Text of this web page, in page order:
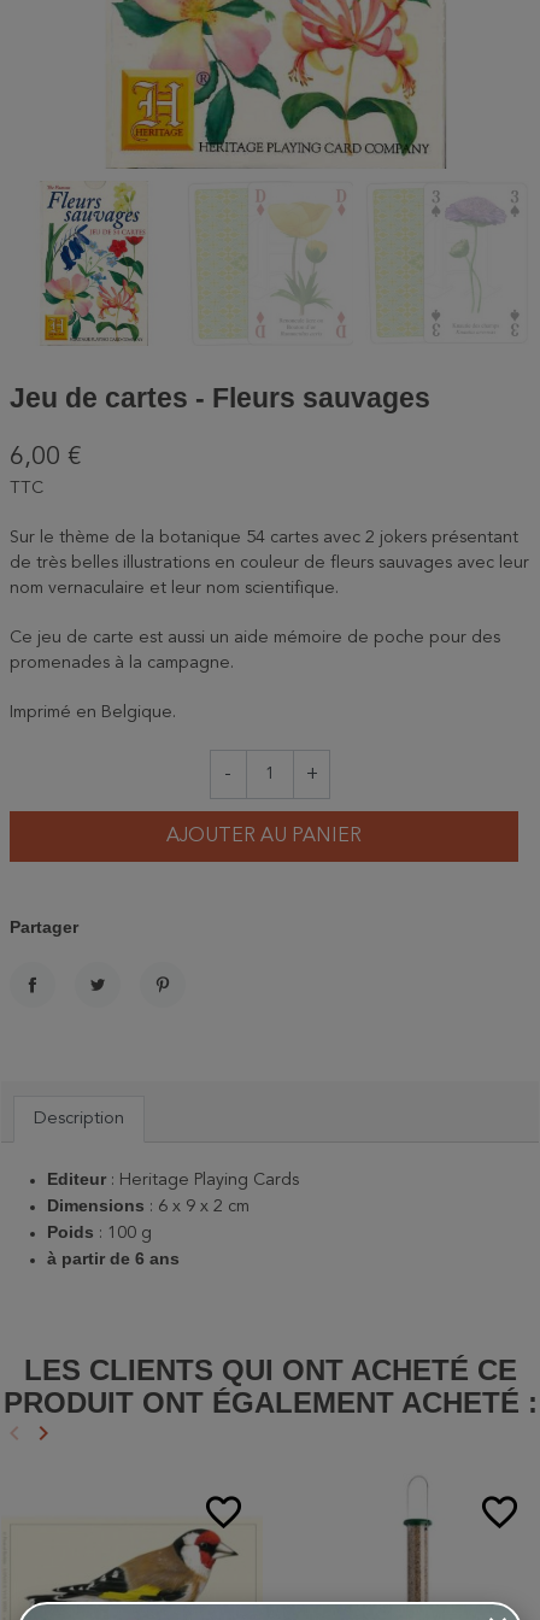
Jeu de cartes - Fleurs sauvages
6,00 €
TTC
Sur le thème de la botanique 54 cartes avec 2 jokers présentant
de très belles illustrations en couleur de fleurs sauvages avec leur
nom vernaculaire et leur nom scientifique.
Ce jeu de carte est aussi un aide mémoire de poche pour des
promenades à la campagne.
Imprimé en Belgique.
- +
AJOUTER AU PANIER
Partager
Description
Editeur : Heritage Playing Cards
Dimensions : 6 x 9 x 2 cm
Poids : 100 g
à partir de 6 ans
LES CLIENTS QUI ONT ACHETÉ CE
PRODUIT ONT ÉGALEMENT ACHETÉ :
Précédent
keyboard_arrow_left Suivant
keyboard_arrow_right
favorite_border favorite_border